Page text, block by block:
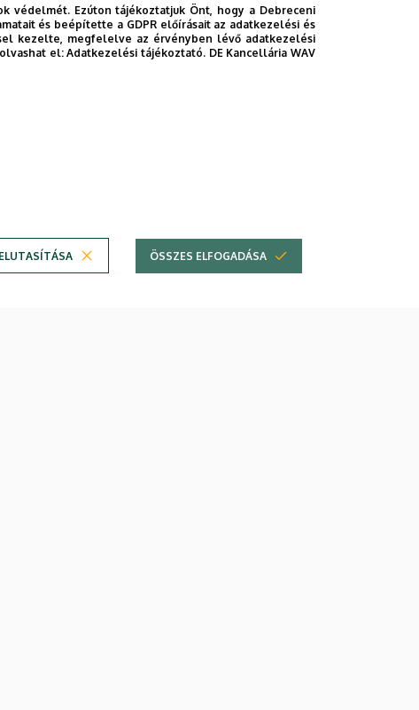
védelmét. Ezúton tájékoztatjuk Önt, hogy a Debreceni
és beépítette a GDPR előírásait az adatkezelési és
kezelte, megfelelve az érvényben lévő adatkezelési
olvashat el:Adatkezelési tájékoztató. DE Kancellária WAV
ÖSSZES ELFOGADÁSA